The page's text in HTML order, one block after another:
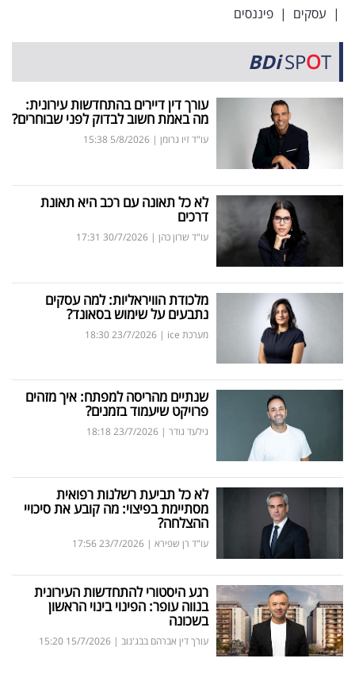
| עסקים | פיננסים
BDiSPOT
עורך דין דיירים בהתחדשות עירונית:
מה באמת חשוב לבדוק לפני שבוחרים?
עו"ד זיו גרומן |
5/8/2026
15:38
לא כל תאונה עם רכב היא תאונת
דרכים
עו"ד שרון כהן |
30/7/2026
17:31
מלכודת הוויראליות: למה עסקים
נתבעים על שימוש בסאונד?
מערכת ice |
23/7/2026
18:30
שנתיים מהריסה למפתח: איך מזהים
פרויקט שיעמוד בזמנים?
גילעד גודר |
23/7/2026
18:18
לא כל תביעת רשלנות רפואית
מסתיימת בפיצוי: מה קובע את סיכויי
ההצלחה?
עו"ד רן שפירא |
23/7/2026
17:56
רגע היסטורי להתחדשות העירונית
בנווה עופר: הפינוי בינוי הראשון
בשכונה
עורך דין אברהם בבג'נוב |
15/7/2026
15:20